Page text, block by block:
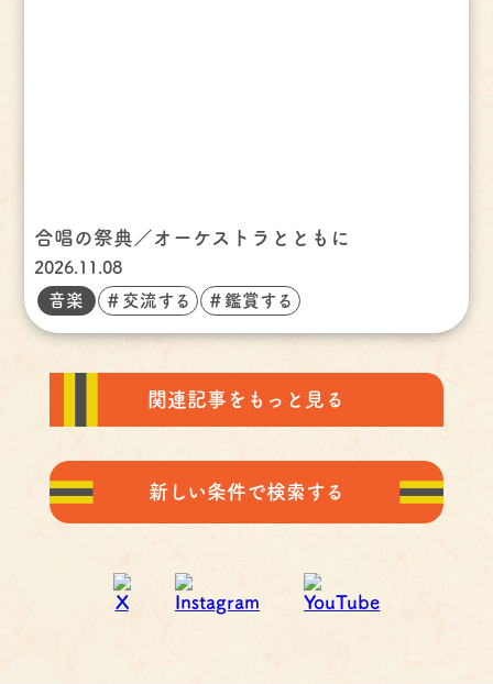
合唱の祭典／オーケストラとともに
2026.11.08
音楽 ＃交流する ＃鑑賞する
関連記事をもっと見る
新しい条件で検索する